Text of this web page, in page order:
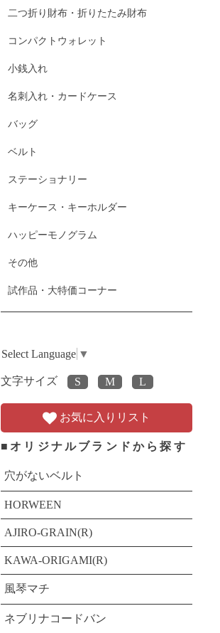
二つ折り財布・折りたたみ財布
コンパクトウォレット
小銭入れ
名刺入れ・カードケース
バッグ
ベルト
ステーショナリー
キーケース・キーホルダー
ハッピーモノグラム
その他
試作品・大特価コーナー
Select Language ▼
文字サイズ
お気に入りリスト
■オリジナルブランドから探す
穴がないベルト
HORWEEN
AJIRO-GRAIN(R)
KAWA-ORIGAMI(R)
風琴マチ
ネブリナコードバン